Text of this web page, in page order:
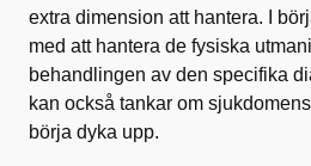
extra dimension att hantera. I
med att hantera de fysiska
behandlingen av den specifika
kan också tankar om
börja dyka upp.